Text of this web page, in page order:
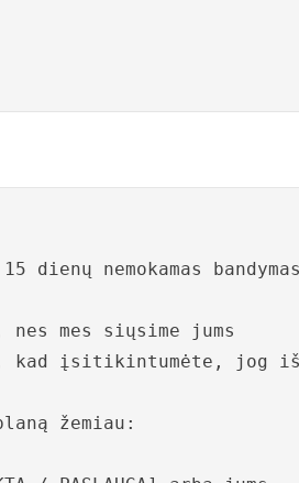
dienų nemokamas bandymas
mes siųsime jums
kad įsitikintumėte, jog
žemiau: